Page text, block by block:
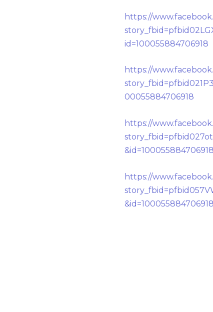
https://
id=100055884706918
https://
00055884706918
https://
&id=100055884706918
https://
&id=100055884706918